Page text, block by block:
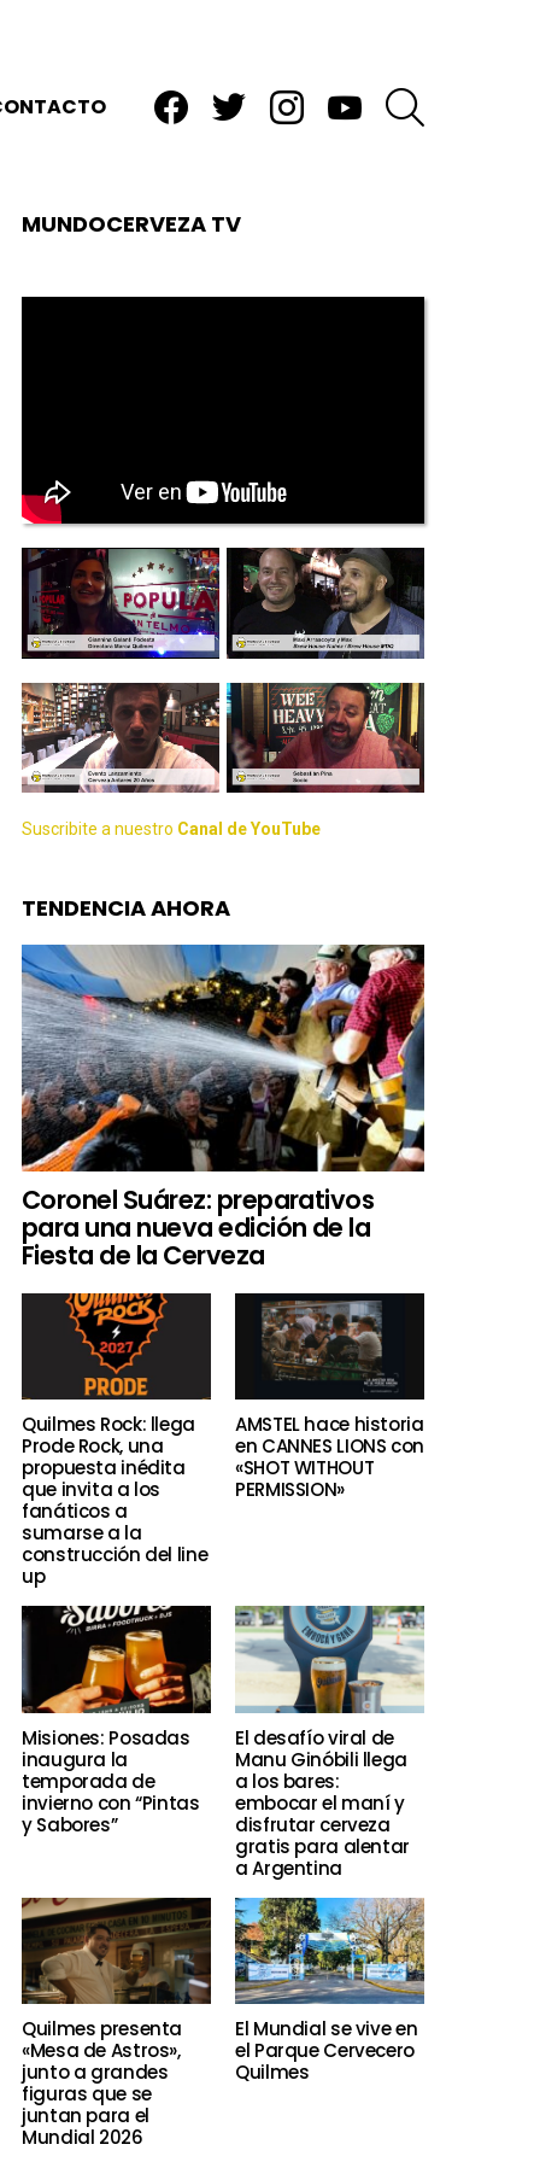
MUNDOCERVEZA TV
Suscribite a nuestro Canal de YouTube
TENDENCIA AHORA
Coronel Suárez: preparativos
para una nueva edición de la
Fiesta de la Cerveza
Quilmes Rock: llega
Prode Rock, una
propuesta inédita
que invita a los
fanáticos a
sumarse a la
construcción del line
up
AMSTEL hace historia
en CANNES LIONS con
«SHOT WITHOUT
PERMISSION»
Misiones: Posadas
inaugura la
temporada de
invierno con “Pintas
y Sabores”
El desafío viral de
Manu Ginóbili llega
a los bares:
embocar el maní y
disfrutar cerveza
gratis para alentar
a Argentina
Quilmes presenta
«Mesa de Astros»,
junto a grandes
figuras que se
juntan para el
Mundial 2026
El Mundial se vive en
el Parque Cervecero
Quilmes